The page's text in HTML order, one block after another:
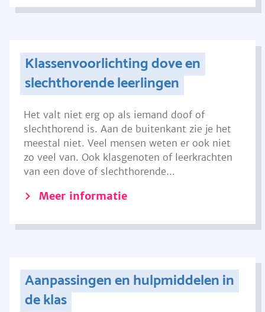
Klassenvoorlichting dove en
slechthorende leerlingen
Het valt niet erg op als iemand doof of
slechthorend is. Aan de buitenkant zie je het
meestal niet. Veel mensen weten er ook niet
zo veel van. Ook klasgenoten of leerkrachten
van een dove of slechthorende...
Meer informatie
Aanpassingen en hulpmiddelen in
de klas